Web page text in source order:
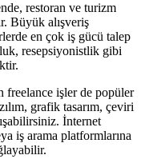
restoran ve turizm
Büyük alışveriş
en çok iş gücü talep
resepsiyonistlik gibi
freelance işler de popüler
grafik tasarım, çeviri
İnternet
iş arama platformlarına